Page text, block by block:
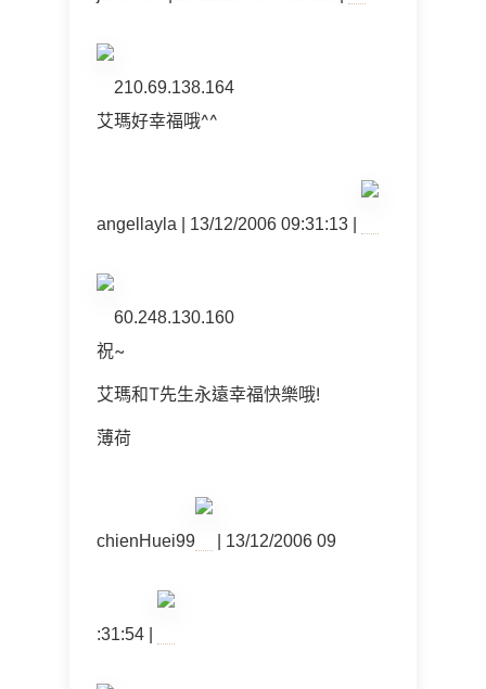
210.69.138.164
艾瑪好幸福哦^^
angellayla | 13/12/2006 09:31:13 |
60.248.130.160
祝~
艾瑪和T先生永遠幸福快樂哦!
薄荷
chienHuei99 | 13/12/2006 09
:31:54 |